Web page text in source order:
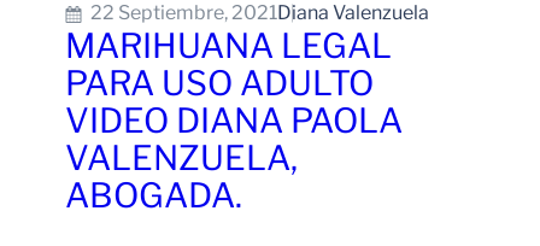
22 Septiembre, 2021Diana Valenzuela
MARIHUANA LEGAL
PARA USO ADULTO
VIDEO DIANA PAOLA
VALENZUELA,
ABOGADA.